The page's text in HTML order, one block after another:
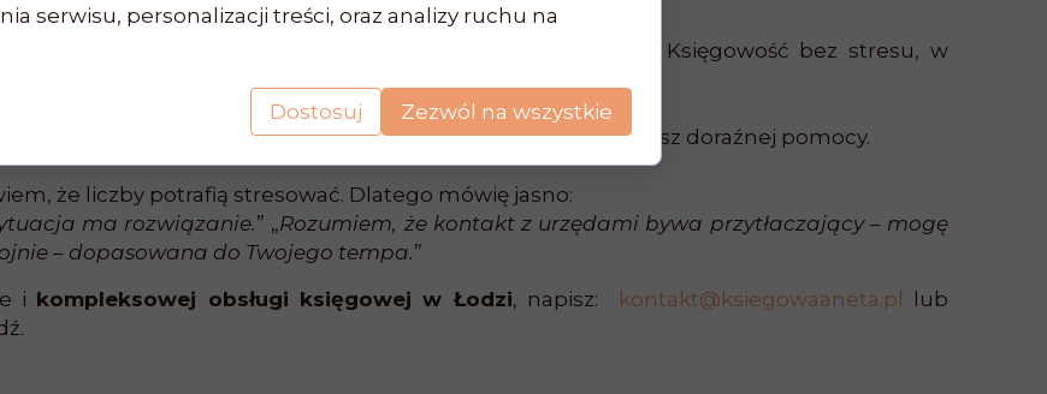
krok po kroku i nie ocenia.
wysoko wrażliwych, z ADHD czy lękiem społecznym. Księgowość bez stresu, w
i księgowość online, szybki kontakt mailowy i telefoniczny.
lub skorzystaj z pogotowia księgowego, jeśli potrzebujesz doraźnej pomocy.
że liczby potrafią stresować. Dlatego mówię jasno:
ma rozwiązanie.” „Rozumiem, że kontakt z urzędami bywa przytłaczający – mogę
– dopasowana do Twojego tempa.”
i kompleksowej obsługi księgowej w Łodzi, napisz: kontakt@ksiegowaaneta.pl
lub
serwisu, personalizacji treści, oraz analizy ruchu na
Dostosuj Zezwól na wszystkie